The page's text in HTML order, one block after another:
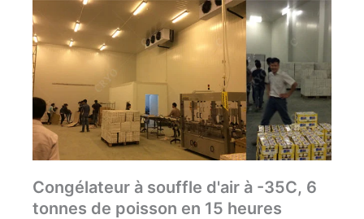
Congélateur à souffle d'air à -35C, 6
tonnes de poisson en 15 heures